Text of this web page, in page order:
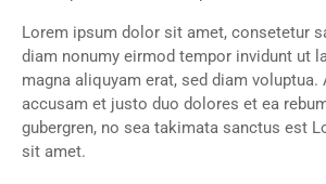
Lorem ipsum dolor sit amet, consetetur
diam nonumy eirmod tempor invidunt ut
magna aliquyam erat, sed diam voluptua.
accusam et justo duo dolores et ea
gubergren, no sea takimata sanctus est
sit amet.